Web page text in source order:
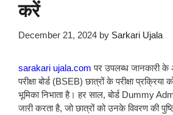
करें
December 21, 2024 by Sarkari Ujala
sarakari ujala.com पर उपलब्ध जानकारी के
परीक्षा बोर्ड (BSEB) छात्रों के परीक्षा
भूमिका निभाता है। हर साल, बोर्ड Dummy
जारी करता है, जो छात्रों को उनके विवरण की